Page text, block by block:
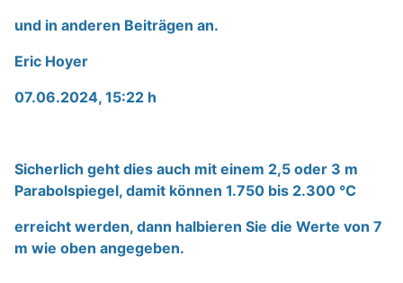
und in anderen Beiträgen an.
Eric Hoyer
07.06.2024, 15:22 h
Sicherlich geht dies auch mit einem 2,5 oder 3 m
Parabolspiegel, damit können 1.750 bis 2.300 °C
erreicht werden, dann halbieren Sie die Werte von 7
m wie oben angegeben.